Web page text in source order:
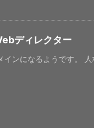
ディレクター
ンになるようです。